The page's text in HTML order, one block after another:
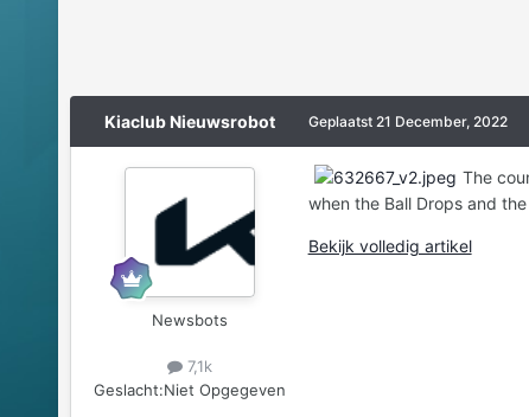
Kiaclub Nieuwsrobot
Newsbots
7,1k
Geslacht:Niet Opgegeven
Geplaatst 21 December, 2022
The
when the Ball Drops and
Bekijk volledig artikel